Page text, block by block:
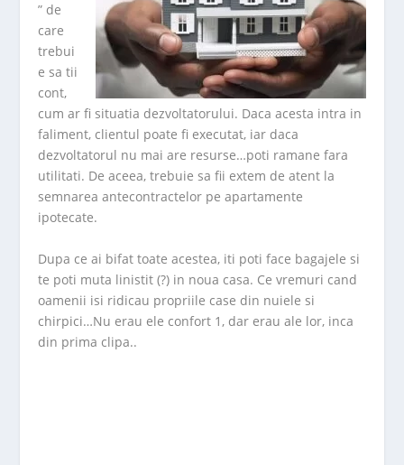
” de
care
trebui
e sa tii
cont,
cum ar fi situatia dezvoltatorului. Daca acesta intra in
faliment, clientul poate fi executat, iar daca
dezvoltatorul nu mai are resurse…poti ramane fara
utilitati. De aceea, trebuie sa fii extem de atent la
semnarea antecontractelor pe apartamente
ipotecate.
Dupa ce ai bifat toate acestea, iti poti face bagajele si
te poti muta linistit (?) in noua casa. Ce vremuri cand
oamenii isi ridicau propriile case din nuiele si
chirpici…Nu erau ele confort 1, dar erau ale lor, inca
din prima clipa..